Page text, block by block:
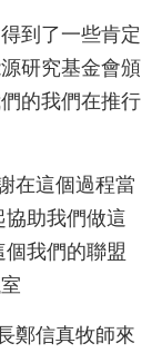
到了一些肯定
研究基金會頒
的我們在推行
在這個過程當
助我們做這
我們的聯盟
鄭信真牧師來